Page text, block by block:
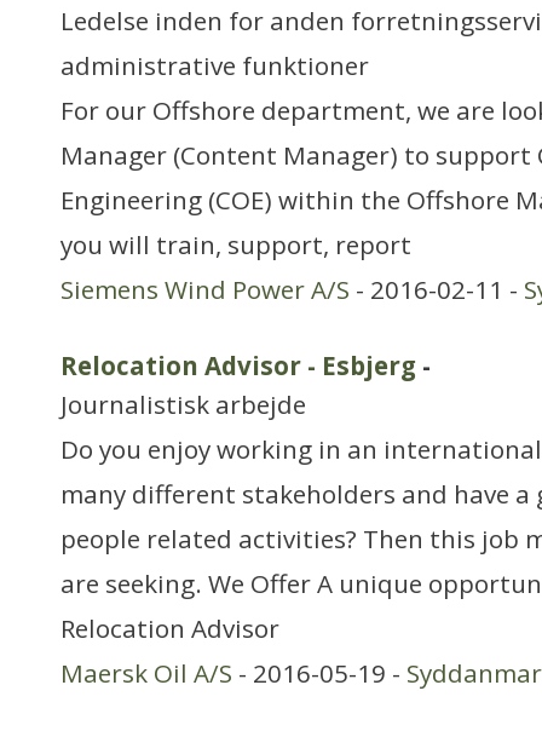
Ledelse inden for anden
administrative funktioner
For our Offshore department, we are
Manager (Content Manager) to support
Engineering (COE) within the Offshore
you will train, support, report
Siemens Wind Power A/S - 2016-02-11 -
Relocation Advisor - Esbjerg -
Journalistisk arbejde
Do you enjoy working in an
many different stakeholders and have
people related activities? Then this job
are seeking. We Offer A unique
Relocation Advisor
Maersk Oil A/S - 2016-05-19 -